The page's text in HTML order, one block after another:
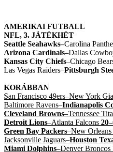
AMERIKAI FUTBALL
NFL, 3. JÁTÉKHÉT
Seattle Seahawks–Carolina
Arizona Cardinals–Dallas
Kansas City Chiefs–Chicago
Las Vegas Raiders–Pittsburgh
KORÁBBAN
San Francisco 49ers–New York
Baltimore Ravens–Indianapolis
Cleveland Browns–Tennessee
Detroit Lions–Atlanta Falcons
Green Bay Packers–New Orleans
Jacksonville Jaguars–Houston
Miami Dolphins–Denver Broncos